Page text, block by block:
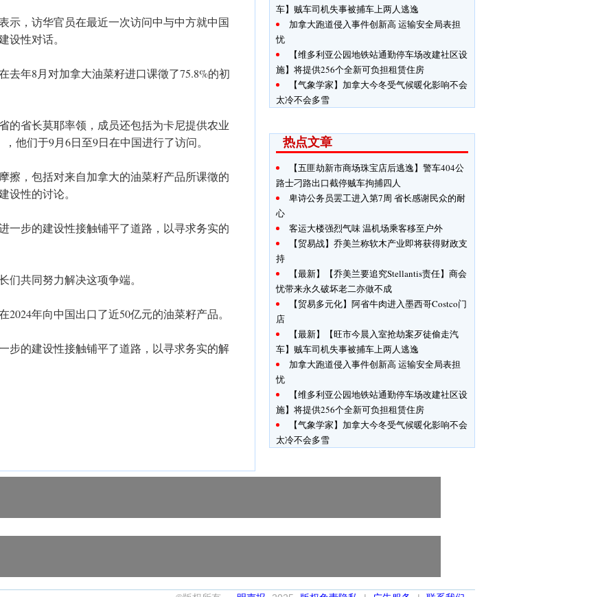
示，访华官员在最近一次访问中与中方就中国
设性对话。
去年8月对加拿大油菜籽进口课徵了75.8%的初
的省长莫耶率领，成员还包括为卡尼提供农业
他们于9月6日至9日在中国进行了访问。
擦，包括对来自加拿大的油菜籽产品所课徵的
设性的讨论。
一步的建设性接触铺平了道路，以寻求务实的
共同努力解决这项争端。
年向中国出口了近50亿元的油菜籽产品。
步的建设性接触铺平了道路，以寻求务实的解
车】贼车司机失事被捕车上两人逃逸
加拿大跑道侵入事件创新高 运输安全局表担
忧
【维多利亚公园地铁站通勤停车场改建社区设
施】将提供256个全新可负担租赁住房
【气象学家】加拿大今冬受气候暖化影响不会
太冷不会多雪
热点文章
【五匪劫新市商场珠宝店后逃逸】警车404公
路士刁路出口截停贼车拘捕四人
卑诗公务员罢工进入第7周 省长感谢民众的耐
心
客运大楼强烈气味 温机场乘客移至户外
【贸易战】乔美兰称软木产业即将获得财政支
持
【最新】【乔美兰要追究Stellantis责任】商会
忧带来永久破坏老二亦做不成
【贸易多元化】阿省牛肉进入墨西哥Costco门
店
【最新】【旺市今晨入室抢劫案歹徒偷走汽
车】贼车司机失事被捕车上两人逃逸
加拿大跑道侵入事件创新高 运输安全局表担
忧
【维多利亚公园地铁站通勤停车场改建社区设
施】将提供256个全新可负担租赁住房
【气象学家】加拿大今冬受气候暖化影响不会
太冷不会多雪